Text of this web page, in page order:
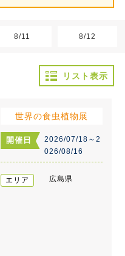
8/11 8/12
リスト表示
世界の食虫植物展
開催日
2026/07/18～2
026/08/16
エリア 広島県